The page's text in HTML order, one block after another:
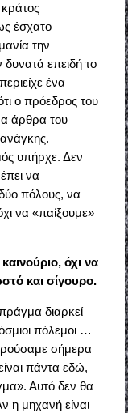
κράτος
έσχατο
την
επειδή το
ένα
ο πρόεδρος του
άρθρα του
υπήρχε. Δεν
να
πόλους, να
να «παίξουμε»
όχι να
και σίγουρο.
διαρκεί
πόλεμοι …
σήμερα
πάντα εδώ,
Αυτό δεν θα
η μηχανή είναι